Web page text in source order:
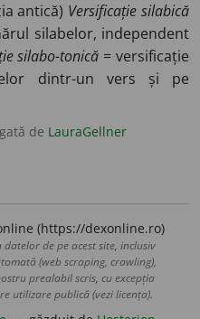
antică) Versificație silabică
silabelor, independent
silabo-tonică = versificație
dintr-un vers și pe
de LauraGellner
(https://dexonline.ro)
de pe acest site, inclusiv
(web scraping, crawling),
prealabil scris, cu excepția
utilizare publică (vezi licența).